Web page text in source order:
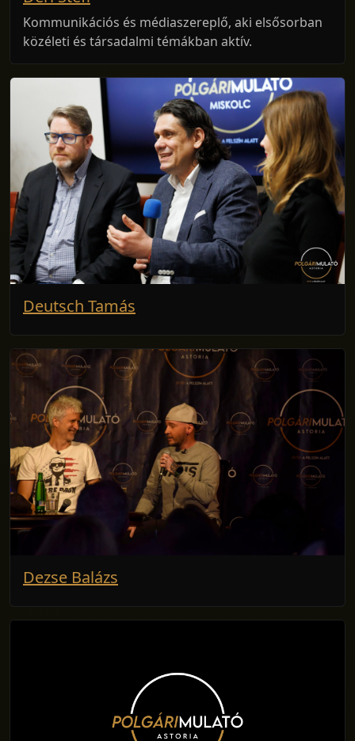
Kommunikációs és médiaszereplő, aki elsősorban
közéleti és társadalmi témákban aktív.
Deutsch Tamás
Dezse Balázs